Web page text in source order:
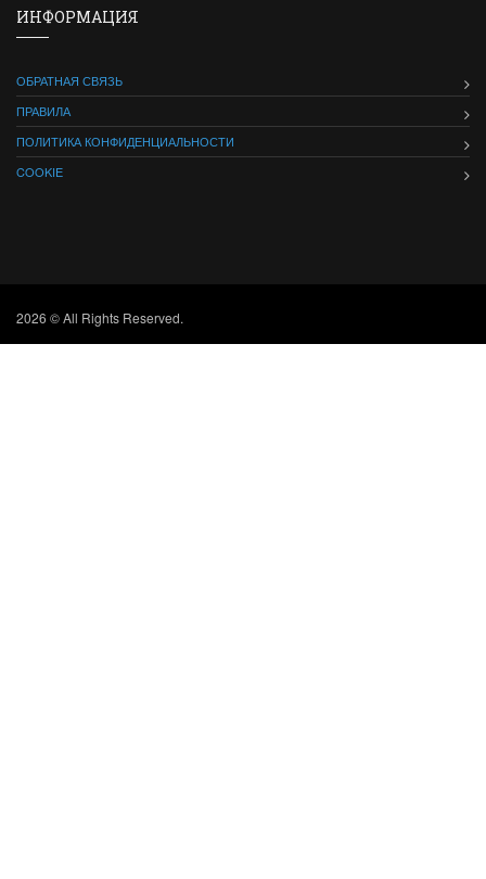
ИНФОРМАЦИЯ
ОБРАТНАЯ СВЯЗЬ
ПРАВИЛА
ПОЛИТИКА КОНФИДЕНЦИАЛЬНОСТИ
COOKIE
2026 © All Rights Reserved.